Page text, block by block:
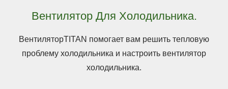
Вентилятор Для Холодильника.
ВентиляторTITAN помогает вам решить тепловую
проблему холодильника и настроить вентилятор
холодильника.